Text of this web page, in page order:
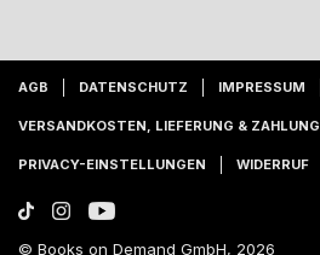
AGB DATENSCHUTZ IMPRESSUM
VERSANDKOSTEN, LIEFERUNG & ZAHLUNG
PRIVACY-EINSTELLUNGEN WIDERRUF
© Books on Demand GmbH, 2026